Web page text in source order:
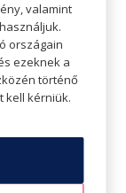
valamint
országain
ezeknek a
történő
kell kérniük.